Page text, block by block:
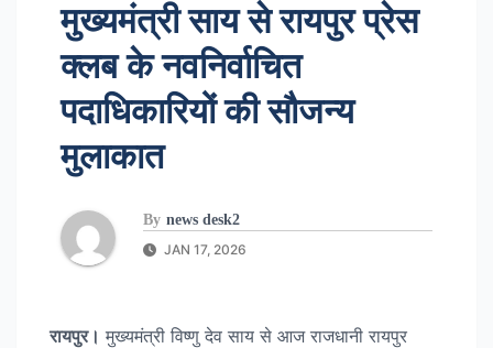
मुख्यमंत्री साय से रायपुर प्रेस
क्लब के नवनिर्वाचित
पदाधिकारियों की सौजन्य
मुलाकात
By news desk2
JAN 17, 2026
रायपुर। मुख्यमंत्री विष्णु देव साय से आज राजधानी रायपुर